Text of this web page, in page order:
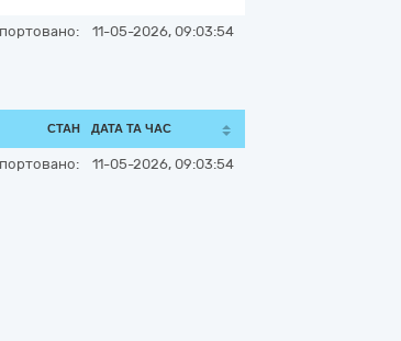
11-05-2026, 09:03:54
СТАН ДАТА ТА ЧАС
11-05-2026, 09:03:54